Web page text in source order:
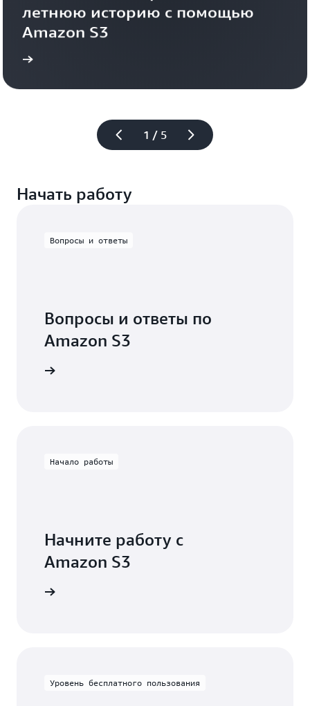
от
1 / 5
летнюю историю с помощью
Amazon S3
Ознакомиться с примером
Начать работу
Вопросы и ответы
Вопросы и ответы по
Amazon S3
Начало работы
Начните работу с
Amazon S3
Уровень бесплатного пользования